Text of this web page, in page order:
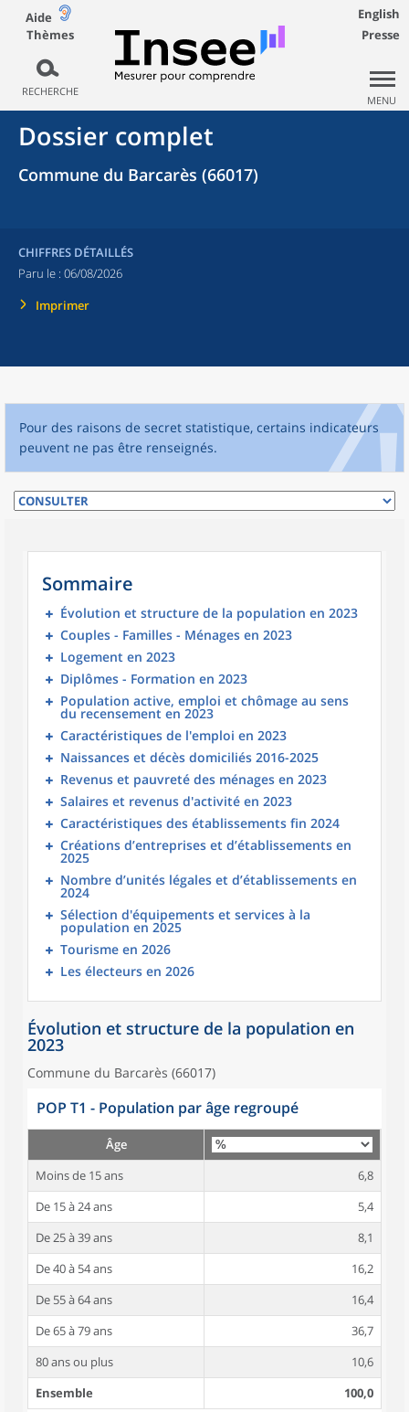
Aide
Thèmes
RECHERCHE
English
Presse
MENU
Dossier complet
Commune du Barcarès (66017)
CHIFFRES DÉTAILLÉS
Paru le : 06/08/2026
Imprimer
Pour des raisons de secret statistique, certains indicateurs
peuvent ne pas être renseignés.
Sommaire
Évolution et structure de la population en 2023
Couples - Familles - Ménages en 2023
Logement en 2023
Diplômes - Formation en 2023
Population active, emploi et chômage au sens
du recensement en 2023
Caractéristiques de l'emploi en 2023
Naissances et décès domiciliés 2016-2025
Revenus et pauvreté des ménages en 2023
Salaires et revenus d'activité en 2023
Caractéristiques des établissements fin 2024
Créations d’entreprises et d’établissements en
2025
Nombre d’unités légales et d’établissements en
2024
Sélection d'équipements et services à la
population en 2025
Tourisme en 2026
Les électeurs en 2026
Évolution et structure de la population en
2023
Commune du Barcarès (66017)
POP T1 - Population par âge regroupé
Âge
Moins de 15 ans
6,8
De 15 à 24 ans
5,4
De 25 à 39 ans
8,1
De 40 à 54 ans
16,2
De 55 à 64 ans
16,4
De 65 à 79 ans
36,7
80 ans ou plus
10,6
Ensemble
100,0